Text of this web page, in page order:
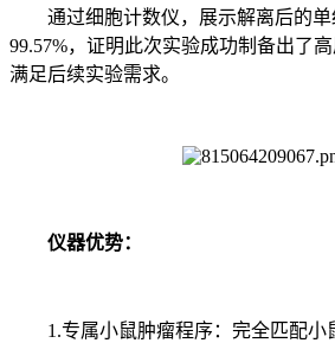
通过细胞计数仪，展示解离后的单
99.57%，证明此次实验成功制备出了
满足后续实验需求。
仪器优势：
1.专属小鼠肿瘤程序：完全匹配小